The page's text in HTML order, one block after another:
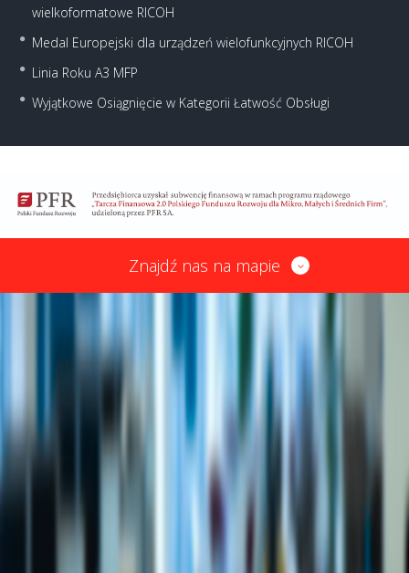
wielkoformatowe RICOH
Medal Europejski dla urządzeń wielofunkcyjnych RICOH
Linia Roku A3 MFP
Wyjątkowe Osiągnięcie w Kategorii Łatwość Obsługi
Znajdź nas na mapie